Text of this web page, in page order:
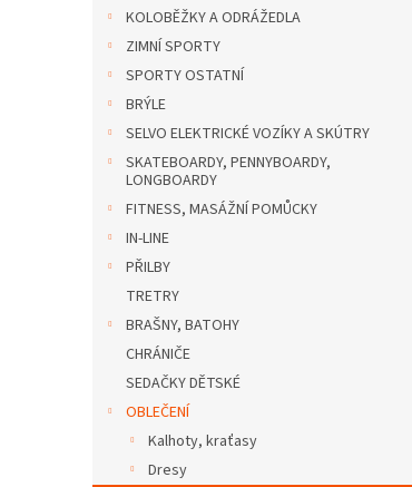
KOLOBĚŽKY A ODRÁŽEDLA
ZIMNÍ SPORTY
SPORTY OSTATNÍ
BRÝLE
SELVO ELEKTRICKÉ VOZÍKY A SKÚTRY
SKATEBOARDY, PENNYBOARDY,
LONGBOARDY
FITNESS, MASÁŽNÍ POMŮCKY
IN-LINE
PŘILBY
TRETRY
BRAŠNY, BATOHY
CHRÁNIČE
SEDAČKY DĚTSKÉ
OBLEČENÍ
Kalhoty, kraťasy
Dresy